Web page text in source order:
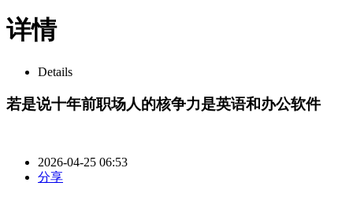
详情
Details
若是说十年前职场人的核争力是英语和办公软件
2026-04-25 06:53
分享